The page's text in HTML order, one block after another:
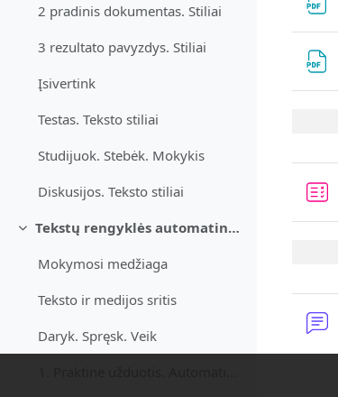
2 pradinis dokumentas. Stiliai
3 rezultato pavyzdys. Stiliai
Įsivertink
Testas. Teksto stiliai
Studijuok. Stebėk. Mokykis
Diskusijos. Teksto stiliai
Daralt
Tekstų rengyklės automatinės priemonės
Mokymosi medžiaga
Teksto ir medijos sritis
Daryk. Spręsk. Veik